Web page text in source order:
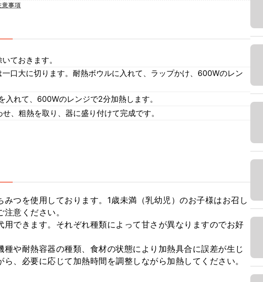
意事項
ておきます。
一口大に切ります。耐熱ボウルに入れて、ラップかけ、600Wのレン
入れて、600Wのレンジで2分加熱します。
、粗熱を取り、器に盛り付けて完成です。
みつを使用しております。1歳未満（乳幼児）のお子様はお召し
意ください。
用できます。それぞれ種類によって甘さが異なりますのでお好
種や耐熱容器の種類、食材の状態により加熱具合に誤差が生じ
ら、必要に応じて加熱時間を調整しながら加熱してください。